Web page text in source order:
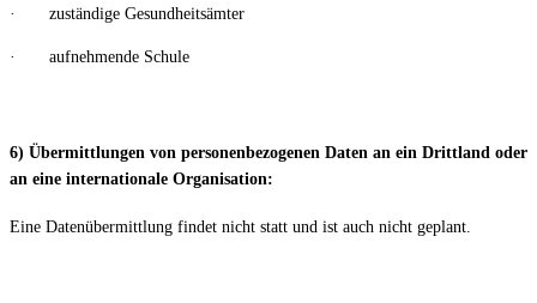
· zuständige Gesundheitsämter
· aufnehmende Schule
6) Übermittlungen von personenbezogenen Daten an ein Drittland oder
an eine internationale Organisation:
Eine Datenübermittlung findet nicht statt und ist auch nicht geplant.